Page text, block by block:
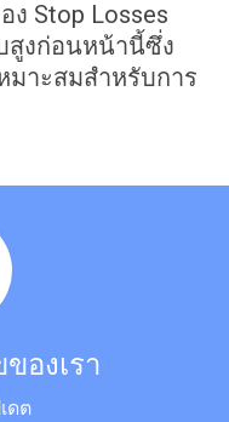
ง Stop Losses
สูงก่อนหน้านี้ซึ่ง
มาะสมสำหรับการ
องเรา
ดต